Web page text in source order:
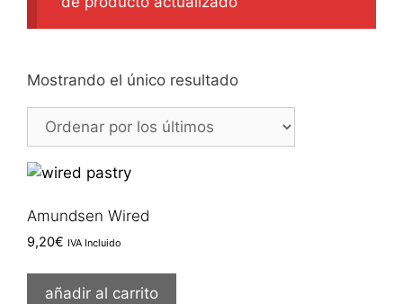
Mostrando el único resultado
Amundsen Wired
9,20€ IVA Incluido
añadir al carrito